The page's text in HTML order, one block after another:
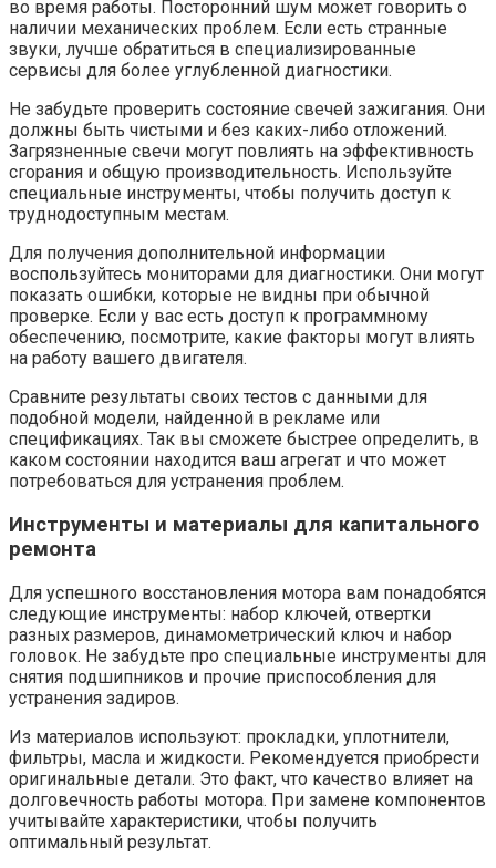
во время работы. Посторонний шум может говорить о
наличии механических проблем. Если есть странные
звуки, лучше обратиться в специализированные
сервисы для более углубленной диагностики.
Не забудьте проверить состояние свечей зажигания. Они
должны быть чистыми и без каких-либо отложений.
Загрязненные свечи могут повлиять на эффективность
сгорания и общую производительность. Используйте
специальные инструменты, чтобы получить доступ к
труднодоступным местам.
Для получения дополнительной информации
воспользуйтесь мониторами для диагностики. Они могут
показать ошибки, которые не видны при обычной
проверке. Если у вас есть доступ к программному
обеспечению, посмотрите, какие факторы могут влиять
на работу вашего двигателя.
Сравните результаты своих тестов с данными для
подобной модели, найденной в рекламе или
спецификациях. Так вы сможете быстрее определить, в
каком состоянии находится ваш агрегат и что может
потребоваться для устранения проблем.
Инструменты и материалы для капитального
ремонта
Для успешного восстановления мотора вам понадобятся
следующие инструменты: набор ключей, отвертки
разных размеров, динамометрический ключ и набор
головок. Не забудьте про специальные инструменты для
снятия подшипников и прочие приспособления для
устранения задиров.
Из материалов используют: прокладки, уплотнители,
фильтры, масла и жидкости. Рекомендуется приобрести
оригинальные детали. Это факт, что качество влияет на
долговечность работы мотора. При замене компонентов
учитывайте характеристики, чтобы получить
оптимальный результат.